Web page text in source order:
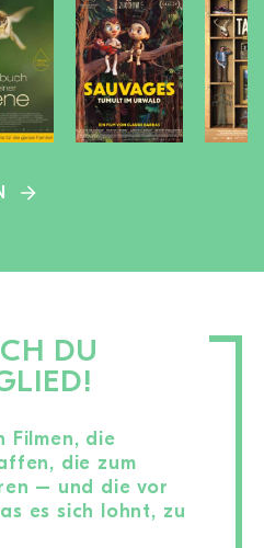
DU
Filmen, die
die zum
– und die vor
es sich lohnt, zu